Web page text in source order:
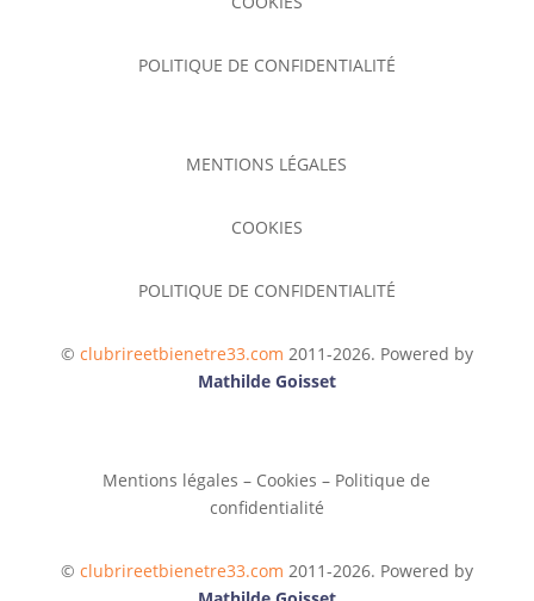
POLITIQUE DE CONFIDENTIALITÉ
MENTIONS LÉGALES
COOKIES
POLITIQUE DE CONFIDENTIALITÉ
© clubrireetbienetre33.com 2011-2026. Powered by
Mathilde Goisset
Mentions légales – Cookies – Politique de
confidentialité
© clubrireetbienetre33.com 2011-2026. Powered by